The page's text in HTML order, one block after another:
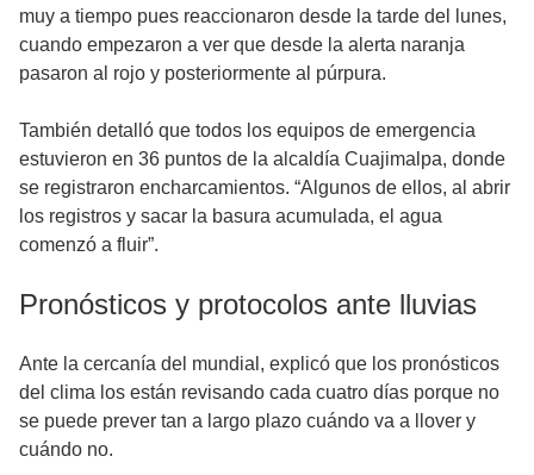
muy a tiempo pues reaccionaron desde la tarde del lunes,
cuando empezaron a ver que desde la alerta naranja
pasaron al rojo y posteriormente al púrpura.
También detalló que todos los equipos de emergencia
estuvieron en 36 puntos de la alcaldía Cuajimalpa, donde
se registraron encharcamientos. “Algunos de ellos, al abrir
los registros y sacar la basura acumulada, el agua
comenzó a fluir”.
Pronósticos y protocolos ante lluvias
Ante la cercanía del mundial, explicó que los pronósticos
del clima los están revisando cada cuatro días porque no
se puede prever tan a largo plazo cuándo va a llover y
cuándo no.